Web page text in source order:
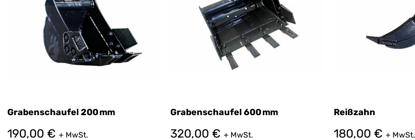
Grabenschaufel 200 mm
190,00 € + MwSt.
Grabenschaufel 600 mm
320,00 € + MwSt.
Reißzahn
180,00 € + MwSt.